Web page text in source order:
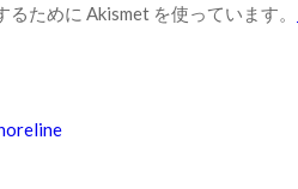
ために Akismet を使っています。